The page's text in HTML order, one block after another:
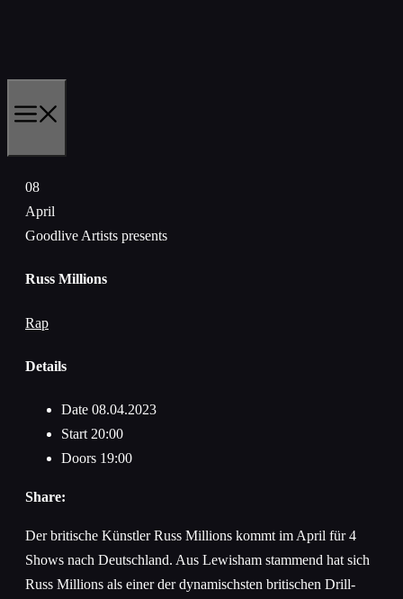
08
April
Goodlive Artists presents
Russ Millions
Rap
Details
Date 08.04.2023
Start 20:00
Doors 19:00
Share:
Der britische Künstler Russ Millions kommt im April für 4
Shows nach Deutschland. Aus Lewisham stammend hat sich
Russ Millions als einer der dynamischsten britischen Drill-